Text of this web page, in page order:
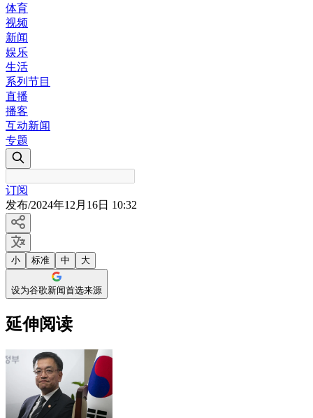
体育
视频
新闻
娱乐
生活
系列节目
直播
播客
互动新闻
专题
订阅
发布/2024年12月16日 10:32
小 标准 中 大
设为谷歌新闻首选来源
延伸阅读